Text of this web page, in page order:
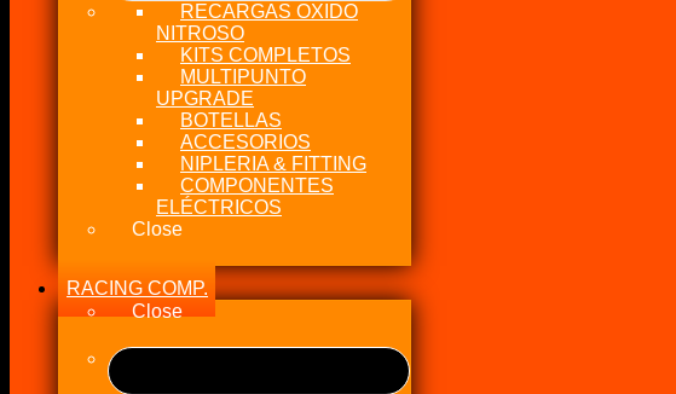
RECARGAS OXIDO
NITROSO
KITS COMPLETOS
MULTIPUNTO
UPGRADE
BOTELLAS
ACCESORIOS
NIPLERIA & FITTING
COMPONENTES
ELÉCTRICOS
Close
RACING COMP.
Close